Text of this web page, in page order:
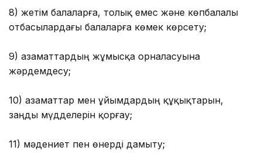
8) жетім балаларға, толық емес және көпбалалы
отбасылардағы балаларға көмек көрсету;
9) азаматтардың жұмысқа орналасуына
жәрдемдесу;
10) азаматтар мен ұйымдардың құқықтарын,
заңды мүдделерін қорғау;
11) мәдениет пен өнерді дамыту;